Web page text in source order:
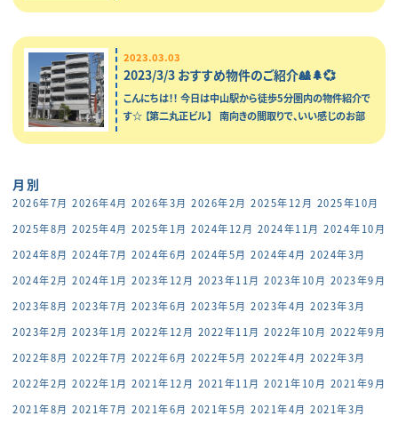
2023.03.03
2023/3/3 おすすめ物件のご紹介🎎🌲💞
こんにちは！！ 今日は中山駅から徒歩5分圏内の物件紹介で
す☆ 【第二丸正ビル】 南向きの間取りで、いい感じのお部
月別
2026年7月 2026年4月 2026年3月 2026年2月 2025年12月 2025年10月
2025年8月 2025年4月 2025年1月 2024年12月 2024年11月 2024年10月
2024年8月 2024年7月 2024年6月 2024年5月 2024年4月 2024年3月
2024年2月 2024年1月 2023年12月 2023年11月 2023年10月 2023年9月
2023年8月 2023年7月 2023年6月 2023年5月 2023年4月 2023年3月
2023年2月 2023年1月 2022年12月 2022年11月 2022年10月 2022年9月
2022年8月 2022年7月 2022年6月 2022年5月 2022年4月 2022年3月
2022年2月 2022年1月 2021年12月 2021年11月 2021年10月 2021年9月
2021年8月 2021年7月 2021年6月 2021年5月 2021年4月 2021年3月